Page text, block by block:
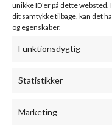
unikke ID'er på dette
dit samtykke tilbage, kan det
og egenskaber.
Funktionsdygtig
Statistikker
Marketing
Webudvikling
Leverandører
Sponsorater
Kontakt
Fortryd køb